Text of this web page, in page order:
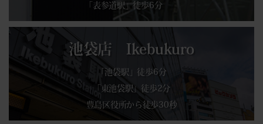
「表参道駅」徒歩6分
池袋店 Ikebukuro
「池袋駅」徒歩6分
「東池袋駅」徒歩2分
豊島区役所から徒歩30秒